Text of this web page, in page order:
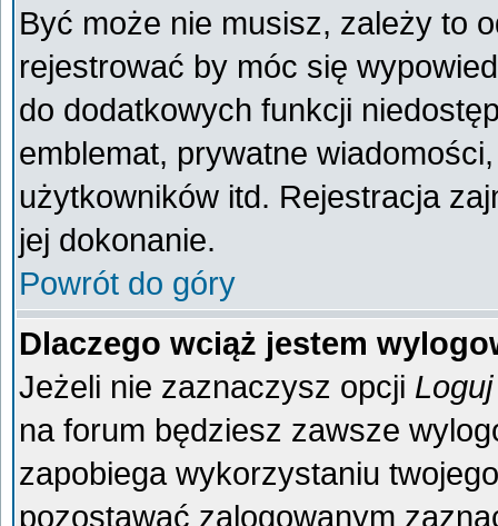
Być może nie musisz, zależy to
rejestrować by móc się
do dodatkowych funkcji
emblemat, prywatne
użytkowników itd. Rejestracja
jej dokonanie.
Powrót do góry
Dlaczego wciąż jestem
Jeżeli nie zaznaczysz opcji
na forum będziesz zawsze
zapobiega wykorzystaniu
pozostawać zalogowanym